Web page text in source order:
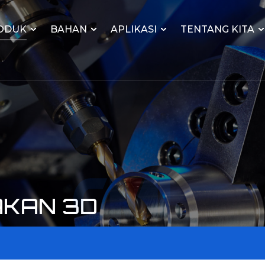
BAHAN APLIKASI TENTANG KITA
3D